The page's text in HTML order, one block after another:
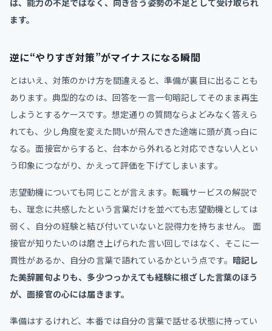
は、能力の不足ではなく、向き合う姿勢の不足として受け取られ
ます。
逆に“やりすぎ対策”がマイナスになる瞬間
とはいえ、対策のかけ方を間違えると、準備が裏目に出ることも
あります。典型的なのは、回答を一言一句暗記してそのまま再生
しようとするケースです。想定通りの質問ならよどみなく答えら
れても、少し角度を変えた問いが飛んできた途端に頭が真っ白に
なる。面接官からすると、台本から外れると対応できない人とい
う印象につながり、かえって評価を下げてしまいます。
志望動機についても同じことが言えます。転職サービスの解説で
も、理念に共感したという言葉だけを並べても志望動機としては
弱く、自分の経験と結び付いていないと説得力を持ちません。 面
接官が知りたいのは磨き上げられた言い回しではなく、そこに一
貫性があるか、自分の言葉で語れているかという点です。 暗記し
た美辞麗句よりも、多少つっかえても経験に根ざした言葉のほう
が、面接官の心には届きます。
準備はするけれど、本番では自分の言葉で話せる状態に持ってい